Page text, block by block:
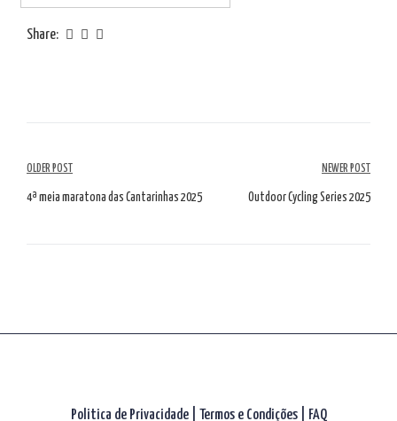
Share:
Navegação
de
OLDER POST
4ª meia maratona das Cantarinhas 2025
NEWER POST
Outdoor Cycling Series 2025
Politica de Privacidade| Termos e Condições FAQ